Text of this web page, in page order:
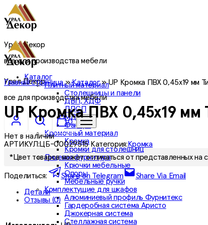
Урал Декор
все для производства мебели
Каталог
Плитный материал
Столешницы и панели
ДВП, ХДФ
ЛДСП
МДФ
Фанера
Кромочный материал
Кромка
Кромки для столешниц
Лицевая фурнитура
Крючки мебельные
Опоры
Мебельные ручки
Комплектущие для шкафов
Алюминиевый профиль Фурнитекс
Гардеробная система Аристо
Джокерная система
Стеллажная система
Урал Декор
все для производства мебели
0
Главная страница»Каталог»UP Кромка ПВХ 0,45х19 мм
UP Кромка ПВХ 0,45х19 мм
Нет в наличии
АРТИКУЛ:ЦБ-00029515 Категория: Кромка
*Цвет товаров может отличаться от представленных на
Поделиться: Share on Telegram
Share Via Email
Детали
Отзывы (0)